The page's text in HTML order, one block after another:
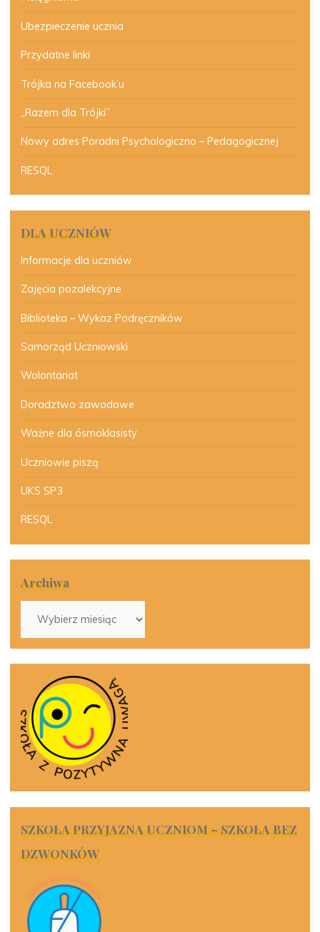
Ubezpieczenie ucznia
Przydatne linki
Trójka na Facebook’u
„Razem dla Trójki”
Nowy adres Poradni Psychologiczno – Pedagogicznej
RESQL
DLA UCZNIÓW
Informacje dla uczniów
Zajęcia pozalekcyjne
Biblioteka – Wykaz Podręczników
Samorząd Uczniowski
Wolontariat
Doradztwo zawodowe
Ważne dla ósmoklasisty
Uczniowie piszą
UKS SP3
RESQL
Archiwa
SZKOŁA PRZYJAZNA UCZNIOM – SZKOŁA BEZ
DZWONKÓW